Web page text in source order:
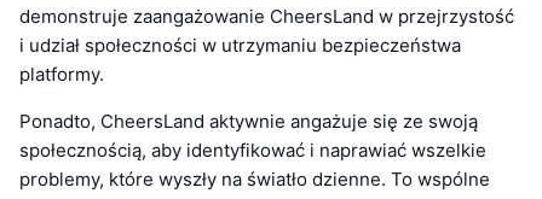
demonstruje zaangażowanie CheersLand w przejrzystość
i udział społeczności w utrzymaniu bezpieczeństwa
platformy.
Ponadto, CheersLand aktywnie angażuje się ze swoją
społecznością, aby identyfikować i naprawiać wszelkie
problemy, które wyszły na światło dzienne. To wspólne